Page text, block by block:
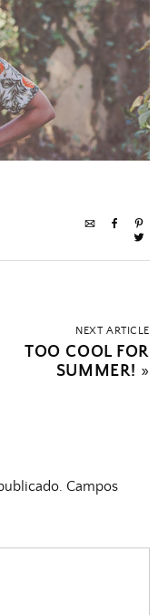
NEXT ARTICLE
TOO COOL FOR
SUMMER! »
Campos